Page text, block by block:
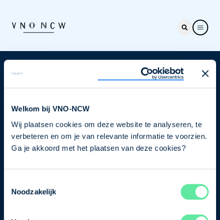
Welkom bij VNO-NCW
Wij plaatsen cookies om deze website te analyseren, te
verbeteren en om je van relevante informatie te voorzien.
Ga je akkoord met het plaatsen van deze cookies?
Noodzakelijk
Nieuwsbrief
je nu in voor de VNO-NCW nieuwsbrief.
Schrijf je in
Direct naar
Ons verhaal